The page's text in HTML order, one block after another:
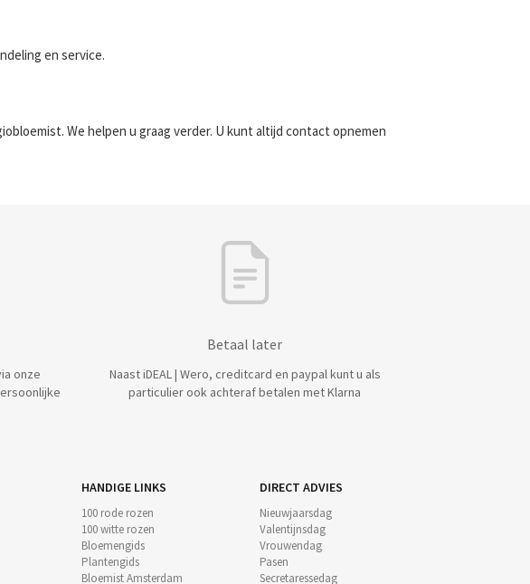
en service.
We helpen u graag verder. U kunt altijd contact opnemen
onze
Betaal later
Naast iDEAL | Wero, creditcard en paypal kunt u als
particulier ook achteraf betalen met Klarna
HANDIGE LINKS
100 rode rozen
100 witte rozen
Bloemengids
Plantengids
Bloemist Amsterdam
DIRECT ADVIES
Nieuwjaarsdag
Valentijnsdag
Vrouwendag
Pasen
Secretaressedag